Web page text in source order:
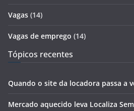
Vagas (14)
Vagas de emprego (14)
Tópicos recentes
Quando o site da locadora passa a
Mercado aquecido leva Localiza